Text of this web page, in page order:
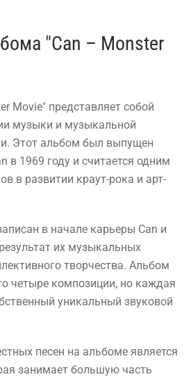
"Can – Monster
Movie" представляет собой
музыки и музыкальной
Этот альбом был выпущен
в 1969 году и считается одним
в развитии краут-рока и арт-
в начале карьеры Can и
их музыкальных
творчества. Альбом
четыре композиции, но каждая
уникальный звуковой
песен на альбоме является
занимает большую часть